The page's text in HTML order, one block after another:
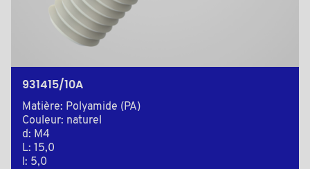
931415/10A
Matière: Polyamide (PA)
Couleur: naturel
d: M4
L: 15,0
l: 5,0